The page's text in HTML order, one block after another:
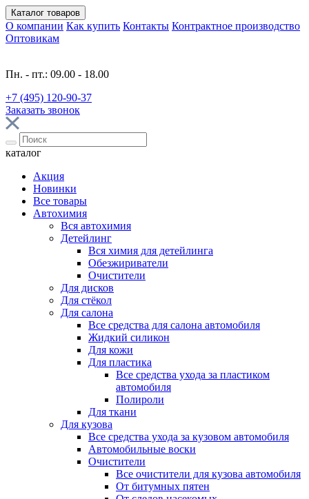
Каталог товаров
О компании Как купить Контакты Контрактное производство
Оптовикам
Пн. - пт.: 09.00 - 18.00
+7 (495) 120-90-37
Заказать звонок
каталог
Акция
Новинки
Все товары
Автохимия
Вся автохимия
Детейлинг
Вся химия для детейлинга
Обезжириватели
Очистители
Для дисков
Для стёкол
Для салона
Все средства для салона автомобиля
Жидкий силикон
Для кожи
Для пластика
Все средства ухода за пластиком
автомобиля
Полироли
Для ткани
Для кузова
Все средства ухода за кузовом автомобиля
Автомобильные воски
Очистители
Все очистители для кузова автомобиля
От битумных пятен